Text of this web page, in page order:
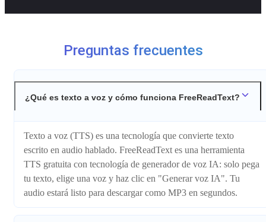
Preguntas frecuentes
¿Qué es texto a voz y cómo funciona FreeReadText?
Texto a voz (TTS) es una tecnología que convierte texto
escrito en audio hablado. FreeReadText es una herramienta
TTS gratuita con tecnología de generador de voz IA: solo pega
tu texto, elige una voz y haz clic en "Generar voz IA". Tu
audio estará listo para descargar como MP3 en segundos.